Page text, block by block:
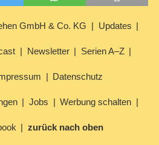
GmbH & Co. KG Updates
Newsletter Serien A–Z
Datenschutz
Jobs Werbung schalten
zurück nach oben